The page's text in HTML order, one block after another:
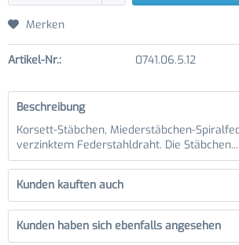
Merken
Artikel-Nr.: 0741.06.5.12
Beschreibung
Korsett-Stäbchen, Miederstäbchen-
verzinktem Federstahldraht. Die Stäbchen...
Kunden kauften auch
Kunden haben sich ebenfalls angesehen